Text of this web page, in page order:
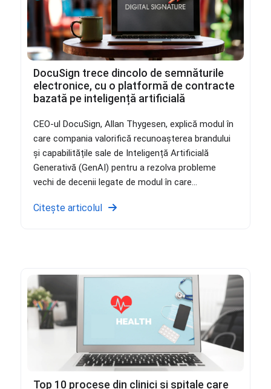
DocuSign trece dincolo de semnăturile
electronice, cu o platformă de contracte
bazată pe inteligență artificială
CEO-ul DocuSign, Allan Thygesen, explică modul în
care compania valorifică recunoașterea brandului
și capabilitățile sale de Inteligență Artificială
Generativă (GenAI) pentru a rezolva probleme
vechi de decenii legate de modul în care...
Citește articolul
Top 10 procese din clinici și spitale care